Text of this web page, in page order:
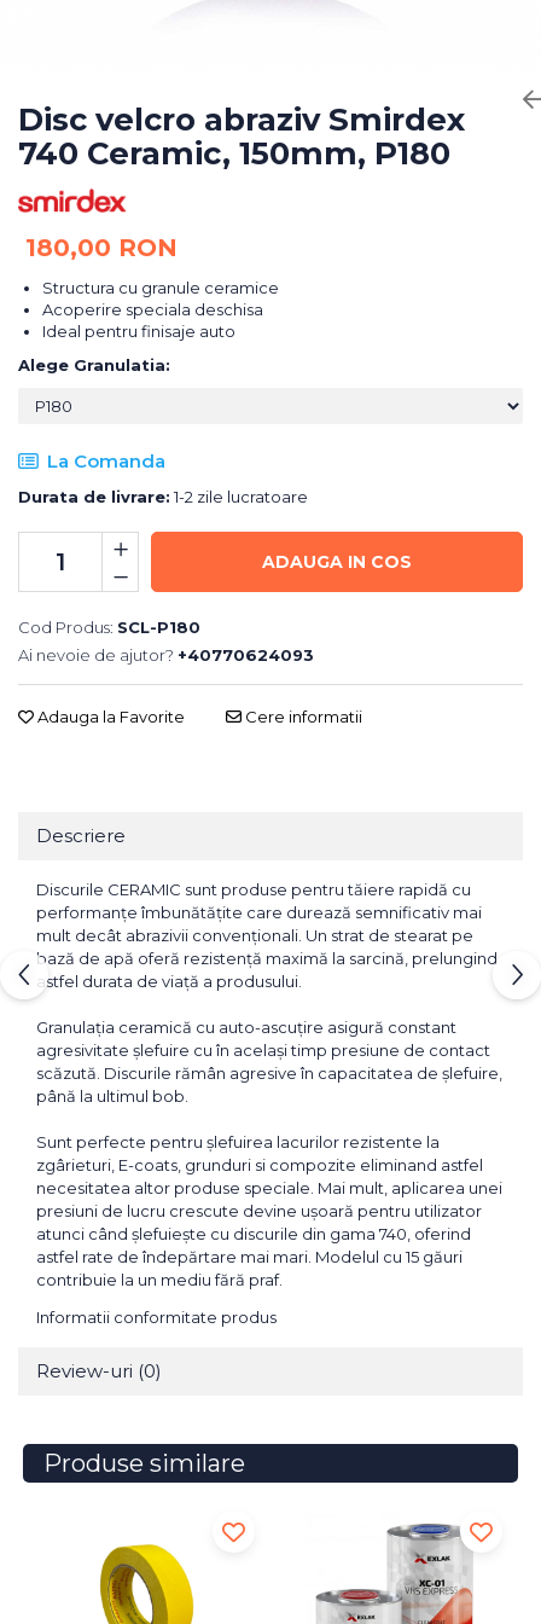
Consumabile
Scule si Echipamente
Pistoale Vopsitorie
Masini de Slefuit
Echipamente
Manusi spalare
Prosoape uscare
Lavete
Aplicatoare
Altele
Disc velcro abraziv Smirdex
740 Ceramic, 150mm, P180
180,00 RON
Structura cu granule ceramice
Acoperire speciala deschisa
Ideal pentru finisaje auto
Alege Granulatia:
La Comanda
Durata de livrare:1-2 zile lucratoare
ADAUGA IN COS
Cod Produs: SCL-P180
Ai nevoie de ajutor? +40770624093
Adauga la Favorite Cere informatii
Descriere
Discurile CERAMIC sunt produse pentru tăiere rapidă cu
performanțe îmbunătățite care durează semnificativ mai
mult decât abrazivii convenționali. Un strat de stearat pe
bază de apă oferă rezistență maximă la sarcină, prelungind
astfel durata de viață a produsului.
Granulația ceramică cu auto-ascuțire asigură constant
agresivitate șlefuire cu în același timp presiune de contact
scăzută. Discurile rămân agresive în capacitatea de șlefuire,
până la ultimul bob.
Sunt perfecte pentru șlefuirea lacurilor rezistente la
zgârieturi, E-coats, grunduri si compozite eliminand astfel
necesitatea altor produse speciale. Mai mult, aplicarea unei
presiuni de lucru crescute devine ușoară pentru utilizator
atunci când șlefuiește cu discurile din gama 740, oferind
astfel rate de îndepărtare mai mari. Modelul cu 15 găuri
contribuie la un mediu fără praf.
Informatii conformitate produs
Review-uri (0)
Produse similare